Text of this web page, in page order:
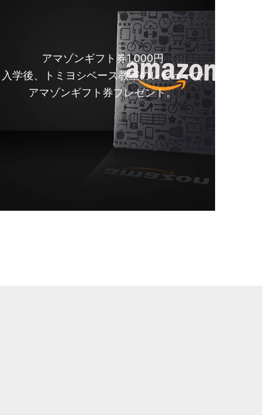
アマゾンギフト券1,000円
入学後、トミヨシベース教室のレビューで
アマゾンギフト券プレゼント。